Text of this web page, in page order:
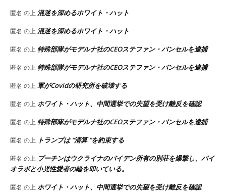
匿名 の上 混迷を深めるホワイト・ハット
匿名 の上 混迷を深めるホワイト・ハット
匿名 の上特殊部隊がモデルナ社のCEOステファン・バンセルを逮捕
匿名 の上特殊部隊がモデルナ社のCEOステファン・バンセルを逮捕
匿名 の上軍がCovidの研究所を破壊する
匿名 の上ホワイト・ハット、中間選挙での失望を受け離反を確認
匿名 の上特殊部隊がモデルナ社のCEOステファン・バンセルを逮捕
匿名 の上 トランプは “清算 “を約束する
匿名 の上 プーチンはウクライナのバイデン所有の別荘を爆撃し、バイ
オラボと小児性愛者の輪を叩いている。
匿名 の上ホワイト・ハット、中間選挙での失望を受け離反を確認